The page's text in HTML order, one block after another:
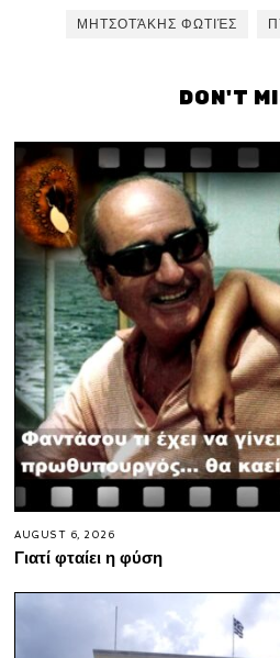
ΜΗΤΣΟΤΆΚΗΣ ΦΩΤΙΈΣ
DON'T
AUGUST 6, 2026
Γιατί φταίει η φύση